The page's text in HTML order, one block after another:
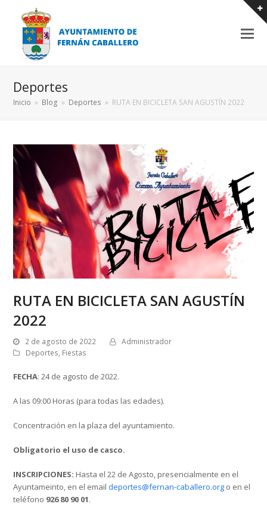
Deportes
Inicio » Blog » Deportes » RUTA EN BICICLETA SAN AGUSTÍN 2022
RUTA EN BICICLETA SAN AGUSTÍN
2022
2 de agosto de 2022
Administrador
Deportes, Fiestas
FECHA: 24 de agosto de 2022.
A las 09:00 Horas (para todas las edades).
Concentración en la plaza del ayuntamiento.
Obligatorio el uso de casco.
INSCRIPCIONES: Hasta el 22 de Agosto, presencialmente en el
Ayuntameinto, en el emaildeportes@fernan-caballero.org o en el
teléfono 926 80 90 01.